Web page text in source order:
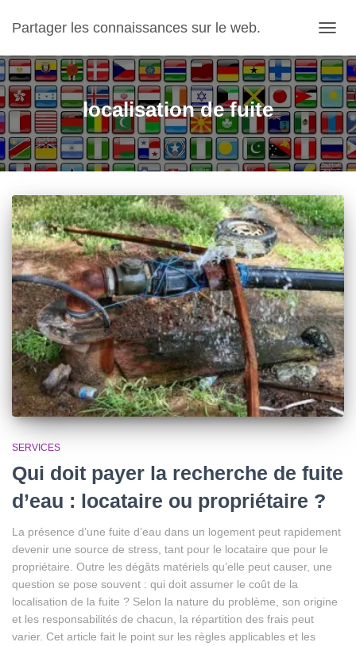
Partager les connaissances sur le web.
localisation de fuite
SERVICES
Qui doit payer la recherche de fuite
d’eau : locataire ou propriétaire ?
La présence d’une fuite d’eau dans un logement peut rapidement
devenir une source de stress, tant pour le locataire que pour le
propriétaire. Outre les dégâts matériels qu’elle peut causer, une
question se pose souvent : qui doit assumer le coût de la
localisation de la fuite ? Selon la nature du problème, son origine
et les responsabilités de chacun, la répartition des frais peut
varier. Cet article fait le point sur les règles applicables et les